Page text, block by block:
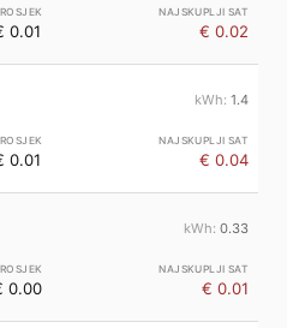
0.01 € 0.02
1.4
0.01 € 0.04
0.33
0.00 € 0.01